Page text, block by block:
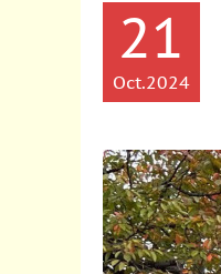
21
Oct 2024